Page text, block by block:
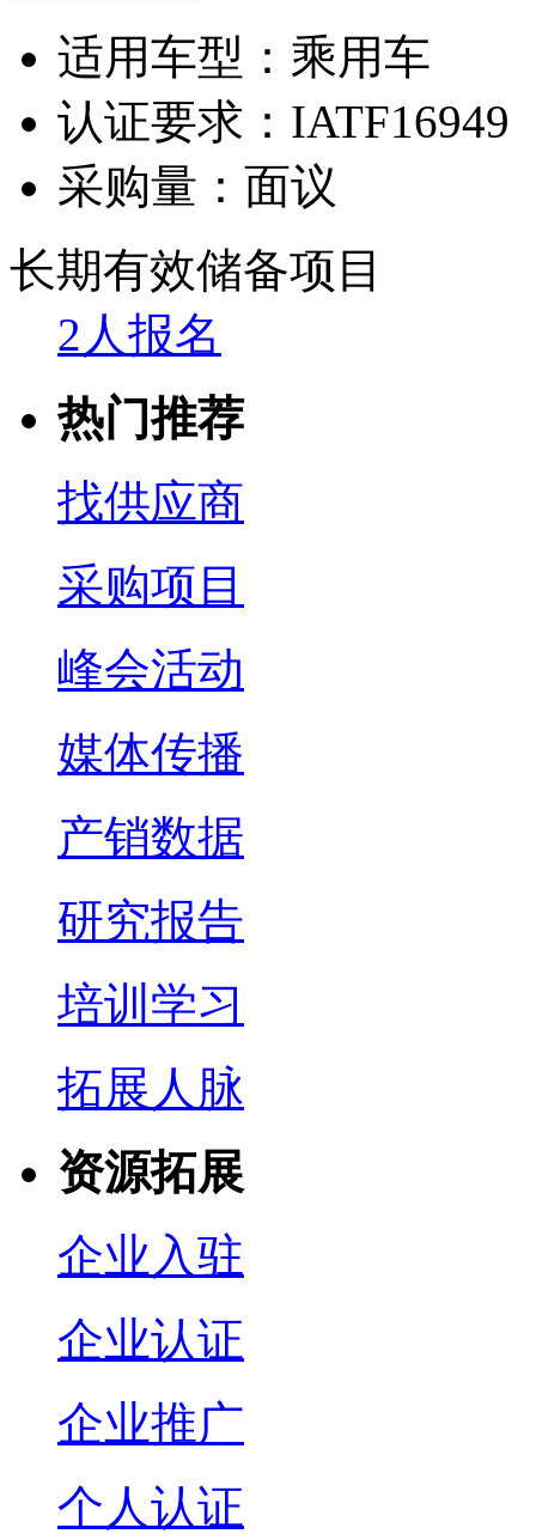
适用车型： 乘用车
认证要求： IATF16949
采购量： 面议
长期有效储备项目
2人报名
热门推荐
找供应商
采购项目
峰会活动
媒体传播
产销数据
研究报告
培训学习
拓展人脉
资源拓展
企业入驻
企业认证
企业推广
个人认证